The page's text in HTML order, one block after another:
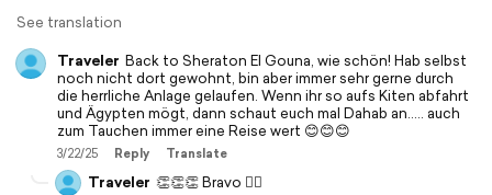
See translation
Traveler Back to Sheraton El Gouna, wie schön! Hab selbst
noch nicht dort gewohnt, bin aber immer sehr gerne durch
die herrliche Anlage gelaufen. Wenn ihr so aufs Kiten abfahrt
und Ägypten mögt, dann schaut euch mal Dahab an..... auch
zum Tauchen immer eine Reise wert 😊😊😊
3/22/25 Reply Translate
Traveler 👏👏👏 Bravo 🏄‍♂️